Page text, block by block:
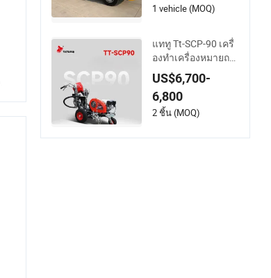
1 vehicle (MOQ)
แททู Tt-SCP-90 เครื่
องทำเครื่องหมายถน
นแบบเย็นอัตโนมัติ
สำหรับการทำเครื่อง
หมายถนนที่แม่นยำ
US$6,700-
6,800
2 ชิ้น (MOQ)